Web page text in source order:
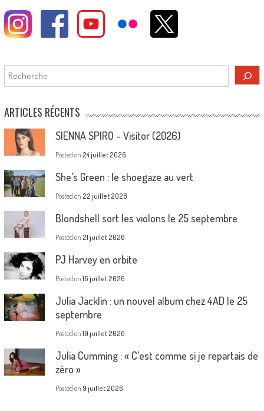
Rechercher
ARTICLES RÉCENTS
SIENNA SPIRO – Visitor (2026)
Posted on 24 juillet 2026
She’s Green : le shoegaze au vert
Posted on 22 juillet 2026
Blondshell sort les violons le 25 septembre
Posted on 21 juillet 2026
PJ Harvey en orbite
Posted on 16 juillet 2026
Julia Jacklin : un nouvel album chez 4AD le 25
septembre
Posted on 10 juillet 2026
Julia Cumming : « C’est comme si je repartais de
zéro »
Posted on 9 juillet 2026